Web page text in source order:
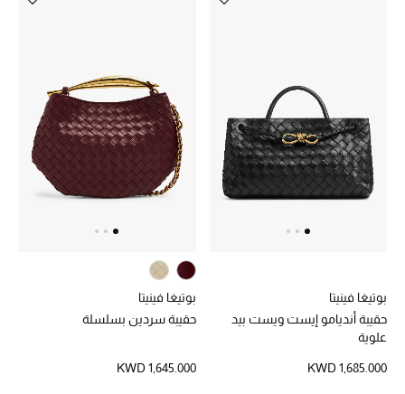
أبرز المصممين
غرفة الطعام
الحمام
الشموع والعطور المنزلية
بوتيغا فينيتا
حقيبة أنديامو إيست ويست بيد
علوية
KWD 1,685.000
بوتيغا فينيتا
حقيبة سردين بسلسلة
KWD 1,645.000